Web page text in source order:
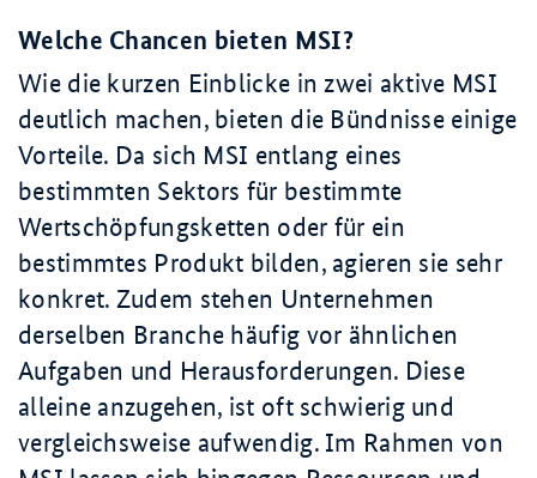
Welche Chancen bieten MSI?
Wie die kurzen Einblicke in zwei aktive MSI
deutlich machen, bieten die Bündnisse einige
Vorteile. Da sich MSI entlang eines
bestimmten Sektors für bestimmte
Wertschöpfungsketten oder für ein
bestimmtes Produkt bilden, agieren sie sehr
konkret. Zudem stehen Unternehmen
derselben Branche häufig vor ähnlichen
Aufgaben und Herausforderungen. Diese
alleine anzugehen, ist oft schwierig und
vergleichsweise aufwendig. Im Rahmen von